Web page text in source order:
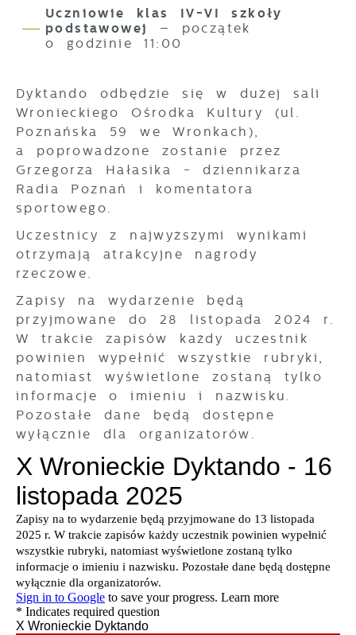
Uczniowie klas IV-VI szkoły
podstawowej – początek
o godzinie 11:00
Dyktando odbędzie się w dużej sali
Wronieckiego Ośrodka Kultury (ul.
Poznańska 59 we Wronkach),
a poprowadzone zostanie przez
Grzegorza Hałasika - dziennikarza
Radia Poznań i komentatora
sportowego.
Uczestnicy z najwyższymi wynikami
otrzymają atrakcyjne nagrody
rzeczowe.
Zapisy na wydarzenie będą
przyjmowane do 28 listopada 2024 r.
W trakcie zapisów każdy uczestnik
powinien wypełnić wszystkie rubryki,
natomiast wyświetlone zostaną tylko
informacje o imieniu i nazwisku.
Pozostałe dane będą dostępne
wyłącznie dla organizatorów.
uzyskanie informacji w zakresie
wykorzystywania witryny internetowej,
miejsca oraz częstotliwości, z jaką
pozwalają nam na ocenę naszych serwisów
internetowych pod względem ich
popularności wśród użytkowników.
Zgromadzone informacje są przetwarzane
w formie zanonimizowanej. Wyrażenie
zgody na analityczne pliki cookies
gwarantuje dostępność wszystkich
funkcjonalności.
Więcej
Dzięki reklamowym plikom cookies
prezentujemy Ci najciekawsze informacje i
aktualności na stronach naszych partnerów.
Promocyjne pliki cookies służą do
prezentowania Ci naszych komunikatów na
podstawie analizy Twoich upodobań oraz
Twoich zwyczajów dotyczących przeglądanej
witryny internetowej. Treści promocyjne
trzecich lub firm będących naszymi
partnerami oraz innych dostawców usług.
Firmy te działają w charakterze
postaci wiadomości, ofert, komunikatów
mediów społecznościowych.
Więcej